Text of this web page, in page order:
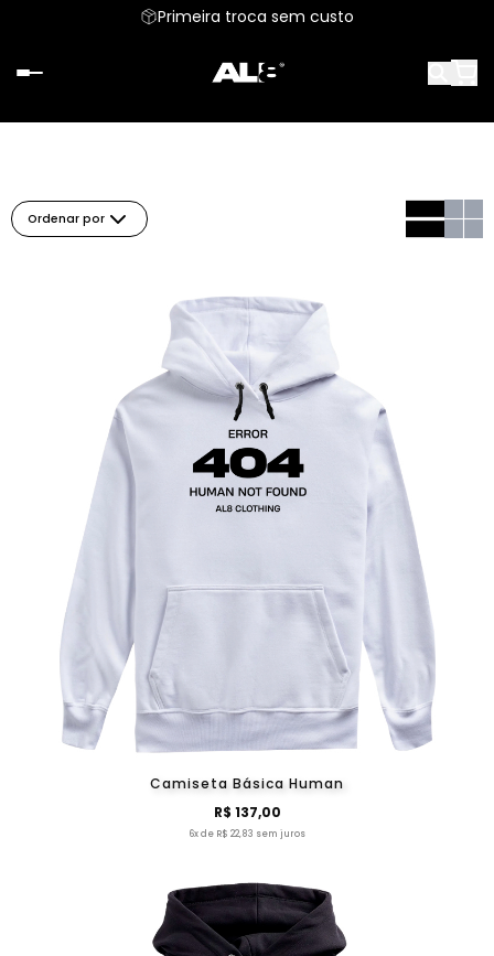
Primeira troca sem custo
Ordenar por
Camiseta Básica Human
R$ 137,00
6x de R$ 22,83 sem juros